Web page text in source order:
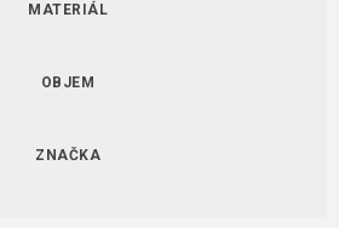
MATERIÁL
OBJEM
ZNAČKA